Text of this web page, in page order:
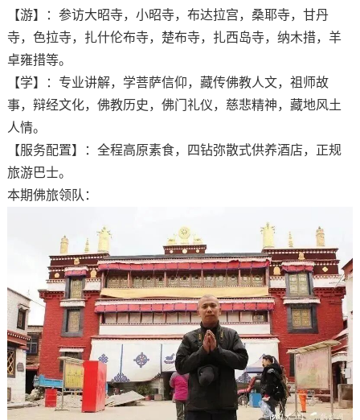
【游】：参访大昭寺，小昭寺，布达拉宫，桑耶寺，甘丹
寺，色拉寺，扎什伦布寺，楚布寺，扎西岛寺，纳木措，羊
卓雍措等。
【学】：专业讲解，学菩萨信仰，藏传佛教人文，祖师故
事，辩经文化，佛教历史，佛门礼仪，慈悲精神，藏地风土
人情。
【服务配置】：全程高原素食，四钻弥散式供养酒店，正规
旅游巴士。
本期佛旅领队：